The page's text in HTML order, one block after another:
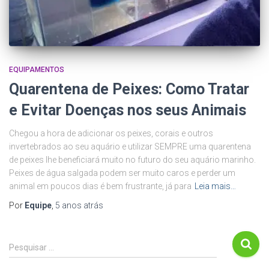
EQUIPAMENTOS
Quarentena de Peixes: Como Tratar
e Evitar Doenças nos seus Animais
Chegou a hora de adicionar os peixes, corais e outros
invertebrados ao seu aquário e utilizar SEMPRE uma quarentena
de peixes lhe beneficiará muito no futuro do seu aquário marinho.
Peixes de água salgada podem ser muito caros e perder um
animal em poucos dias é bem frustrante, já para
Leia mais…
Por Equipe 5 anos atrás
P
e
Pesquisar …